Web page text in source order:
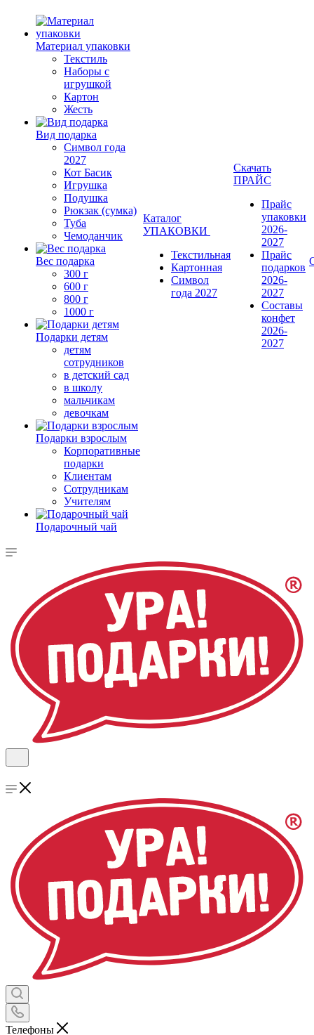
Материал упаковки
Текстиль
Наборы с
игрушкой
Картон
Жесть
Вид подарка
Символ года
2027
Кот Басик
Игрушка
Подушка
Рюкзак (сумка)
Туба
Чемоданчик
Вес подарка
300 г
600 г
800 г
1000 г
Подарки детям
детям
сотрудников
в детский сад
в школу
мальчикам
девочкам
Подарки взрослым
Корпоративные
подарки
Клиентам
Сотрудникам
Учителям
Подарочный чай
Каталог
УПАКОВКИ
Текстильная
Картонная
Символ
года 2027
Скачать
ПРАЙС
Прайс
упаковки
2026-
2027
Прайс
подарков
2026-
2027
Составы
конфет
2026-
2027
Телефоны